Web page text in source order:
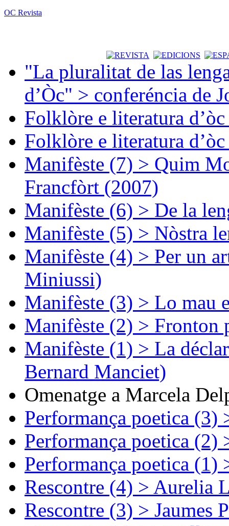
OC Revista
"La pluralitat de las
d’Òc" > conferéncia de
Folklòre e literatura
Folklòre e literatura
Manifèste (7) > Quim
Francfòrt (2007)
Manifèste (6) > De la
Manifèste (5) > Nòstra
Manifèste (4) > Per un
Miniussi)
Manifèste (3) > Lo mau
Manifèste (2) > Fronton
Manifèste (1) > La
Bernard Manciet)
Omenatge a Marcela
Performança poetica (3)
Performança poetica (2)
Performança poetica (1)
Rescontre (4) > Aurelia
Rescontre (3) > Jaumes